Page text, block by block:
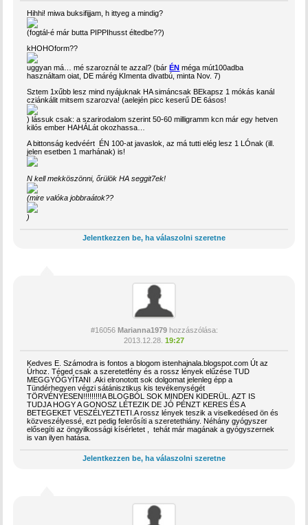
Hihhi! miwa buksifijjam, h ittyeg a mindig?
(fogtál-é már butta PIPPIhusst éltedbe??)
kHOHOform??
uggyan má… mé szaroznál te azzal? (bárÉN méga mút100adba
használtam oiat, DE márég KImenta divatbú, minta Nov. 7)
Sztem 1xűbb lesz mind nyájuknak HA simáncsak BEkapsz 1 mókás kanál
cziánkálit mitsem szarozva! (aelején picc keserű DE 6ásos!
) lássuk csak: a szarirodalom szerint 50-60 milligramm kcn már egy hetven
kilós ember HAHÁLát okozhassa…
A bittonság kedvéért ÉN 100-at javaslok, az má tutti elég lesz 1 LÓnak (ill.
jelen esetben 1 marhának) is!
N kell mekköszönni, őrülök HA seggit7ek!
(mire valóka jobbraátok??
)
Jelentkezzen be, ha válaszolni szeretne
#16056 Marianna1979hozzászólása:
2013.12.28. 19:27
Kedves E. Számodra is fontos a blogom istenhajnala.blogspot.com Út az
Úrhoz. Téged csak a szeretetfény és a rossz lények elűzése TUD
MEGGYÓGYÍTANI .Aki elronotott sok dolgomat jelenleg épp a
Tündérhegyen végzi sátánisztikus kis tevékenységét
TÖRVÉNYESEN!!!!!!!!!A BLOGBÓL SOK MINDEN KIDERÜL. AZT IS
TUDJA HOGY A GONOSZ LÉTEZIK DE JÓ PÉNZT KERES ÉS A
BETEGEKET VESZÉLYEZTETI.A rossz lények teszik a viselkedésed ön és
közveszélyessé, ezt pedig felerősíti a szeretethiány. Néhány gyógyszer
elősegíti az öngyilkossági kísérletet , tehát már magának a gyógyszernek
is van ilyen hatása.
Jelentkezzen be, ha válaszolni szeretne